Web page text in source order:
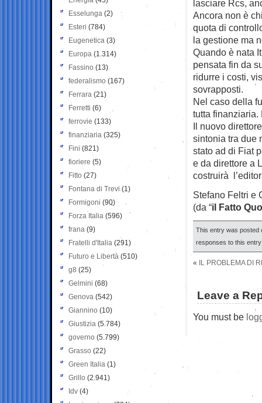
lasciare Rcs,
Ancora non è
quota di
la gestione ma
Quando è nata
pensata fin da
ridurre i costi,
sovrapposti.
Nel caso della
tutta
Il nuovo
sintonia tra due
stato ad di Fiat
e da direttore a
costruirà
Stefano Feltri e
(da “il Fatto
This entry was posted
responses to this
« IL PROBLEMA DI
Leave a
You must be
Esselunga (2)
Esteri (784)
Eugenetica (3)
Europa (1.314)
Fassino (13)
federalismo (167)
Ferrara (21)
Ferretti (6)
ferrovie (133)
finanziaria (325)
Fini (821)
fioriere (5)
Fitto (27)
Fontana di Trevi (1)
Formigoni (90)
Forza Italia (596)
frana (9)
Fratelli d'Italia (291)
Futuro e Libertà (510)
g8 (25)
Gelmini (68)
Genova (542)
Giannino (10)
Giustizia (5.784)
governo (5.799)
Grasso (22)
Green Italia (1)
Grillo (2.941)
Idv (4)